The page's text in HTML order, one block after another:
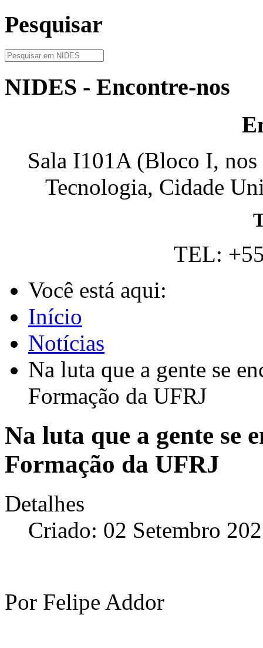
Pesquisar
NIDES - Encontre-nos
Sala I101A (Bloco I,
Tecnologia, Cidade
TEL:
Você está aqui:
Início
Notícias
Na luta que a gente se
Formação da UFRJ
Na luta que a gente se
Formação da UFRJ
Detalhes
Criado: 02 Setembro
Por Felipe Addor